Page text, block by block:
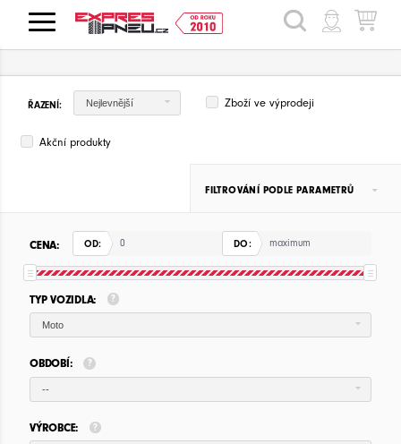
HLEDAT
ŘAZENÍ: Nejlevnější Zboží ve výprodeji
Akční produkty
FILTROVÁNÍ PODLE PARAMETRŮ
CENA: OD: DO:
TYP VOZIDLA:
Moto
OBDOBÍ:
--
VÝROBCE: